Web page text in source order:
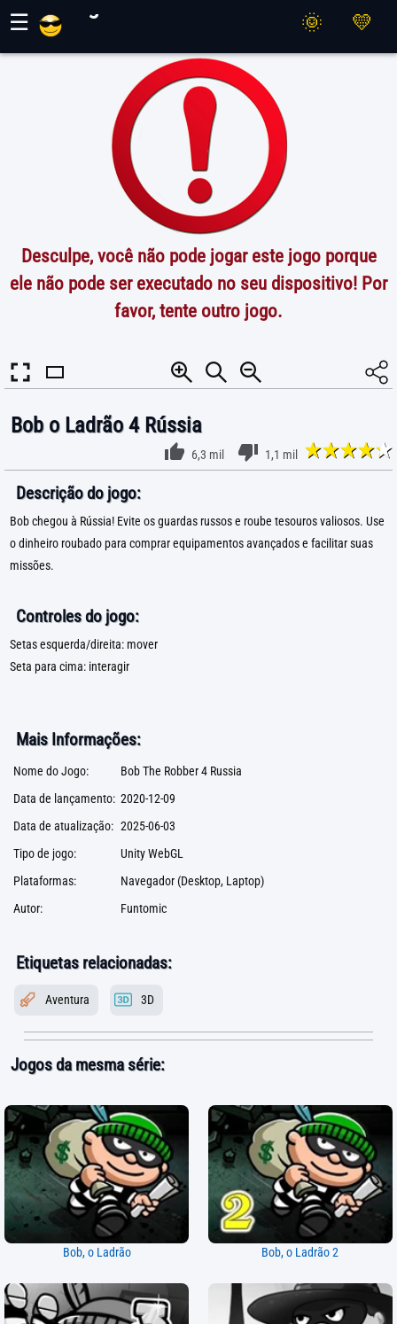
☰
Desculpe, você não pode jogar este jogo porque
ele não pode ser executado no seu dispositivo! Por
favor, tente outro jogo.
Bob o Ladrão 4 Rússia
6,3 mil 1,1 mil
Descrição do jogo:
Bob chegou à Rússia! Evite os guardas russos e roube tesouros valiosos. Use
o dinheiro roubado para comprar equipamentos avançados e facilitar suas
missões.
Controles do jogo:
Setas esquerda/direita: mover
Seta para cima: interagir
Mais Informações:
Nome do Jogo:
Bob The Robber 4 Russia
Data de lançamento: 2020-12-09
Data de atualização: 2025-06-03
Tipo de jogo:
Unity WebGL
Plataformas:
Navegador (Desktop, Laptop)
Autor:
Funtomic
Etiquetas relacionadas:
Aventura 3D
Jogos da mesma série:
Bob, o Ladrão Bob, o Ladrão 2